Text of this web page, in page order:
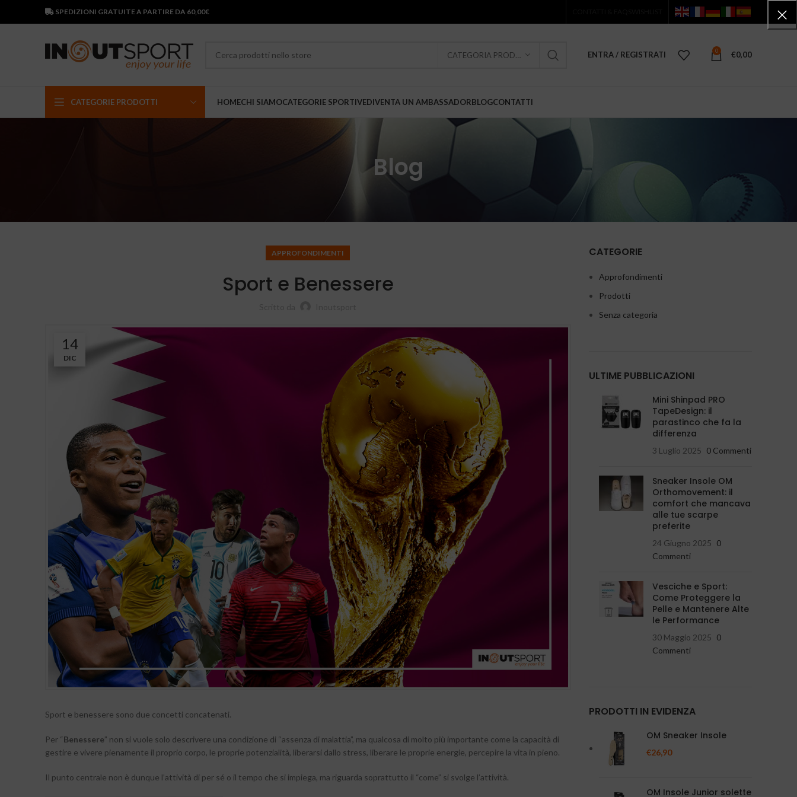
SPEDIZIONI GRATUITE A PARTIRE DA 60,00€
CATEGORIA PRODOTTO ENTRA / REGISTRATI 0 €0,00
CATEGORIE PRODOTTI HOMECHI SIAMOCATEGORIE SPORTIVEDIVENTA UN AMBASSADORBLOGCONTATTI
Blog
APPROFONDIMENTI
Sport e Benessere
14
DIC
Sport e benessere sono due concetti concatenati.
Per “Benessere” non si vuole solo descrivere una condizione di “assenza di malattia”, ma qualcosa di molto più importante come la capacità di
gestire e vivere pienamente il proprio corpo, le proprie potenzialità, liberarsi dallo stress, liberare le proprie energie, percepire la vita in pieno.
Il punto centrale non è dunque l’attività di per sé o il tempo che si impiega, ma riguarda soprattutto il “come” si svolge l’attività.
CATEGORIE
Approfondimenti
Prodotti
Senza categoria
ULTIME PUBBLICAZIONI
Mini Shinpad PRO
TapeDesign: il
parastinco che fa la
differenza
3 Luglio 2025 0 Commenti
Sneaker Insole OM
Orthomovement: il
comfort che mancava
alle tue scarpe
preferite
24 Giugno 2025 0
Commenti
Vesciche e Sport:
Come Proteggere la
Pelle e Mantenere Alte
le Performance
30 Maggio 2025 0
Commenti
PRODOTTI IN EVIDENZA
OM Sneaker Insole
€26,90
OM Insole Junior solette